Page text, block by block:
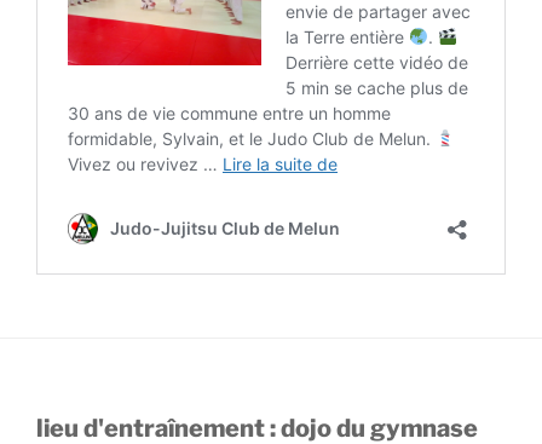
lieu d'entraînement : dojo du gymnase